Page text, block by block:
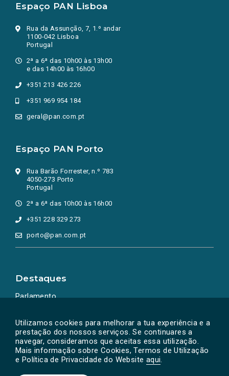
Utilizamos cookies para melhorar a tua experiência e a
prestação dos nossos serviços. Se continuares a
navegar, consideramos que aceitas essa utilização.
Mais informação sobre Cookies, Termos de Utilização
e Política de Privacidade do Website aqui.
Espaço PAN Lisboa
Rua da Assunção, 7, 1.º andar
1100-042 Lisboa
Portugal
2ª a 6ª das 10h00 às 13h00
e das 14h00 às 16h00
+351 213 426 226
+351 969 954 184
geral@pan.com.pt
Espaço PAN Porto
Rua Barão Forrester, n.º 783
4050-273 Porto
Portugal
2ª a 6ª das 10h00 às 16h00
+351 228 329 273
porto@pan.com.pt
Destaques
Parlamento